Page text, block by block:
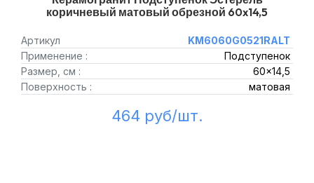
коричневый матовый обрезной 60x14,5
Артикул
KM6060G0521RALT
Применение :
Подступенок
Размер, см :
60x14,5
Поверхность :
матовая
464 руб/шт.